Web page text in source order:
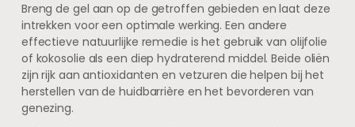
Breng de gel aan op de getroffen gebieden en laat deze
intrekken voor een optimale werking. Een andere
effectieve natuurlijke remedie is het gebruik van olijfolie
of kokosolie als een diep hydraterend middel. Beide oliën
zijn rijk aan antioxidanten en vetzuren die helpen bij het
herstellen van de huidbarrière en het bevorderen van
genezing.